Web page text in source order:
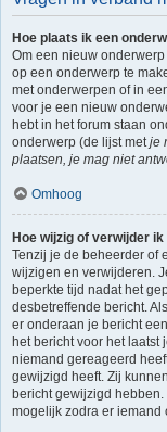
Hoe plaats ik een
Om een nieuw
op een onderwerp te
met onderwerpen of in
voor je een nieuw
hebt in het forum staan
onderwerp (de lijst metje
plaatsen, je mag niet
Omhoog
Hoe wijzig of verwijder
Tenzij je de beheerder of
wijzigen en verwijderen.
beperkte tijd nadat het
desbetreffende bericht.
er onderaan je bericht
het bericht voor het
niemand gereageerd
gewijzigd heeft. Zij
bericht gewijzigd
mogelijk zodra er iemand